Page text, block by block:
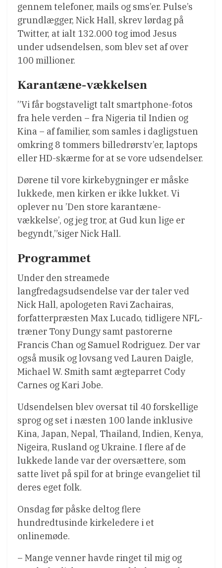
gennem telefoner, mails og sms’er. Pulse’s
grundlægger, Nick Hall, skrev lørdag på
Twitter, at ialt 132.000 tog imod Jesus
under udsendelsen, som blev set af over
100 millioner.
Karantæne-vækkelsen
”Vi får bogstaveligt talt smartphone-fotos
fra hele verden – fra Nigeria til Indien og
Kina – af familier, som samles i dagligstuen
omkring 8 tommers billedrørstv’er, laptops
eller HD-skærme for at se vore udsendelser.
Dørene til vore kirkebygninger er måske
lukkede, men kirken er ikke lukket. Vi
oplever nu ’Den store karantæne-
vækkelse’, og jeg tror, at Gud kun lige er
begyndt,”siger Nick Hall.
Programmet
Under den streamede
langfredagsudsendelse var der taler ved
Nick Hall, apologeten Ravi Zachairas,
forfatterpræsten Max Lucado, tidligere NFL-
træner Tony Dungy samt pastorerne
Francis Chan og Samuel Rodriguez. Der var
også musik og lovsang ved Lauren Daigle,
Michael W. Smith samt ægteparret Cody
Carnes og Kari Jobe.
Udsendelsen blev oversat til 40 forskellige
sprog og set i næsten 100 lande inklusive
Kina, Japan, Nepal, Thailand, Indien, Kenya,
Nigeira, Rusland og Ukraine. I flere af de
lukkede lande var der oversættere, som
satte livet på spil for at bringe evangeliet til
deres eget folk.
Onsdag før påske deltog flere
hundredtusinde kirkeledere i et
onlinemøde.
– Mange venner havde ringet til mig og